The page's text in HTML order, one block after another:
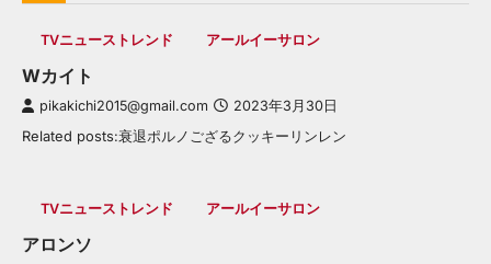
TVニューストレンド アールイーサロン
Wカイト
pikakichi2015@gmail.com 2023年3月30日
Related posts:衰退ポルノござるクッキーリンレン
TVニューストレンド アールイーサロン
アロンソ